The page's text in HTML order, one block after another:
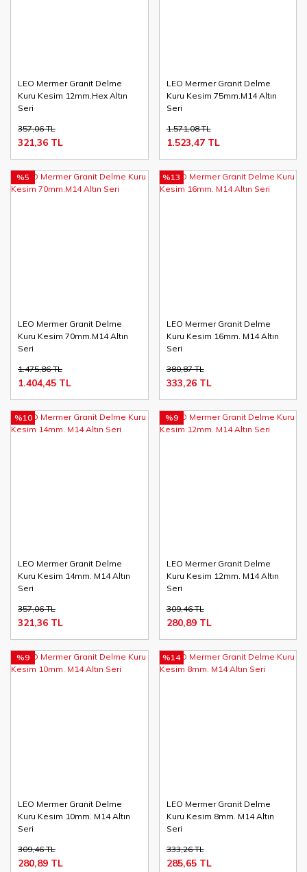
LEO Mermer Granit Delme
Kuru Kesim 12mm.Hex Altın
Seri
357,06 TL
321,36 TL
LEO Mermer Granit Delme
Kuru Kesim 75mm.M14 Altın
Seri
1.571,08 TL
1.523,47 TL
LEO Mermer Granit Delme
Kuru Kesim 70mm.M14 Altın
Seri
%5
1.475,86 TL
1.404,45 TL
LEO Mermer Granit Delme
Kuru Kesim 16mm. M14 Altın
Seri
%13
380,87 TL
333,26 TL
LEO Mermer Granit Delme
Kuru Kesim 14mm. M14 Altın
Seri
%10
357,06 TL
321,36 TL
LEO Mermer Granit Delme
Kuru Kesim 12mm. M14 Altın
Seri
%9
309,46 TL
280,89 TL
LEO Mermer Granit Delme
Kuru Kesim 10mm. M14 Altın
Seri
%9
309,46 TL
280,89 TL
LEO Mermer Granit Delme
Kuru Kesim 8mm. M14 Altın
Seri
%14
333,26 TL
285,65 TL